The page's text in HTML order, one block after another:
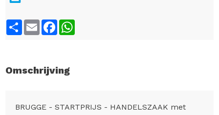
ShareEmailFacebook
Omschrijving
BRUGGE - STARTPRIJS - HANDELSZAAK met